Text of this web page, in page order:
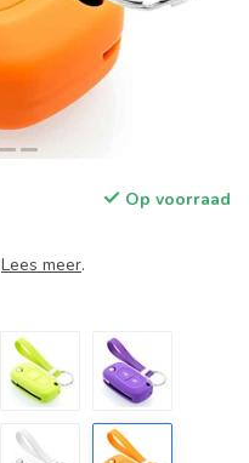
Op voorraad
Lees meer.